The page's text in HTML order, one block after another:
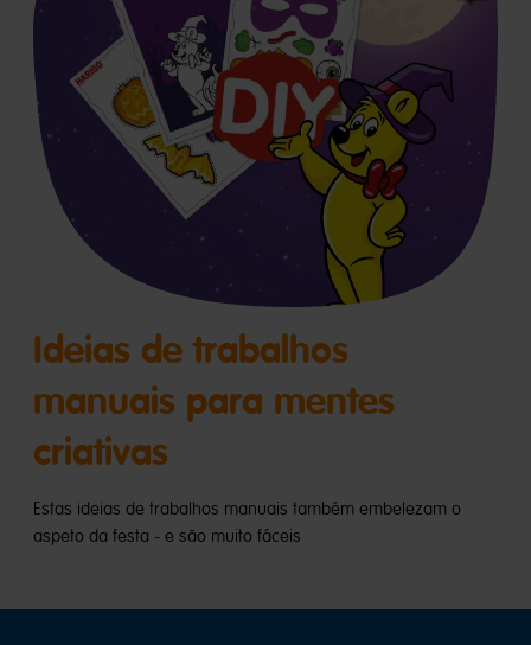
Ideias de trabalhos
manuais para mentes
criativas
Estas ideias de trabalhos manuais também embelezam o
aspeto da festa - e são muito fáceis